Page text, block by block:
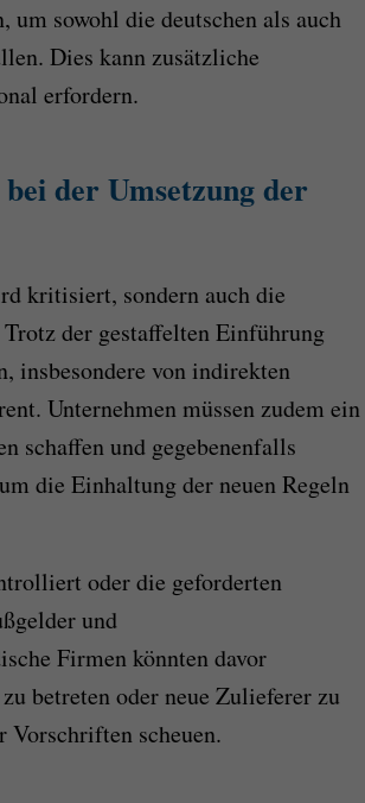
sowohl die deutschen als auch
Dies kann zusätzliche
erfordern.
der Umsetzung der
kritisiert, sondern auch die
der gestaffelten Einführung
insbesondere von indirekten
Unternehmen müssen zudem ein
schaffen und gegebenenfalls
die Einhaltung der neuen Regeln
oder die geforderten
und
Firmen könnten davor
betreten oder neue Zulieferer zu
Vorschriften scheuen.